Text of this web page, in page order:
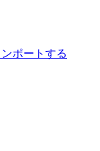
ポートする